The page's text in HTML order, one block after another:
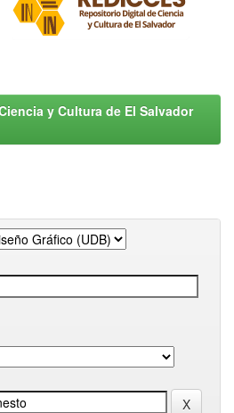
y Cultura de El Salvador